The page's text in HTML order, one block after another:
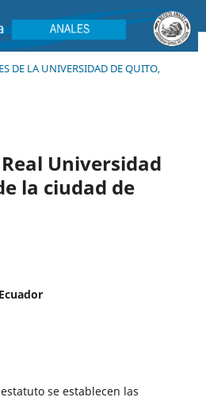
DE LA UNIVERSIDAD DE QUITO,
Universidad
la ciudad de
se establecen las